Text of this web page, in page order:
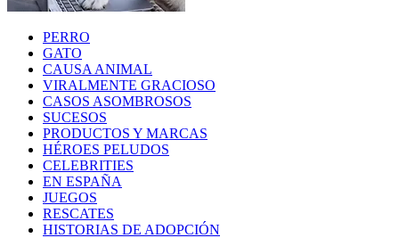
PERRO
GATO
CAUSA ANIMAL
VIRALMENTE GRACIOSO
CASOS ASOMBROSOS
SUCESOS
PRODUCTOS Y MARCAS
HÉROES PELUDOS
CELEBRITIES
EN ESPAÑA
JUEGOS
RESCATES
HISTORIAS DE ADOPCIÓN